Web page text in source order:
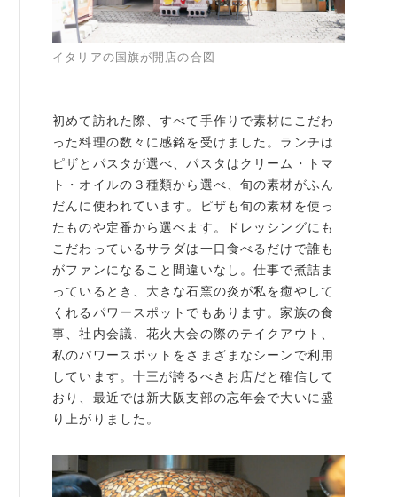
ニュース
06-6944-1251
FAX: 06-6941-8352
大阪市中央区農人橋2丁目-1-30 谷町八木ビル4F
イタリアの国旗が開店の合図
初めて訪れた際、すべて手作りで素材にこだわ
った料理の数々に感銘を受けました。ランチは
ピザとパスタが選べ、パスタはクリーム・トマ
ト・オイルの３種類から選べ、旬の素材がふん
だんに使われています。ピザも旬の素材を使っ
たものや定番から選べます。ドレッシングにも
こだわっているサラダは一口食べるだけで誰も
がファンになること間違いなし。仕事で煮詰ま
っているとき、大きな石窯の炎が私を癒やして
くれるパワースポットでもあります。家族の食
事、社内会議、花火大会の際のテイクアウト、
私のパワースポットをさまざまなシーンで利用
しています。十三が誇るべきお店だと確信して
おり、最近では新大阪支部の忘年会で大いに盛
り上がりました。